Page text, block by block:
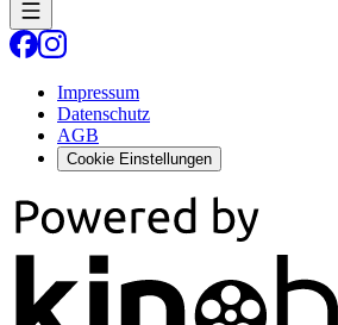
Impressum
Datenschutz
AGB
Cookie Einstellungen